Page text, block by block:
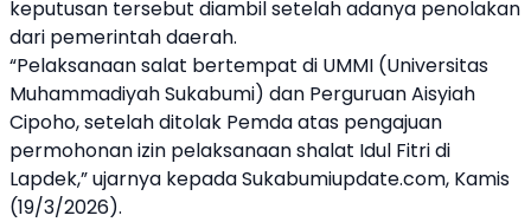
keputusan tersebut diambil setelah adanya penolakan
dari pemerintah daerah.
“Pelaksanaan salat bertempat di UMMI (Universitas
Muhammadiyah Sukabumi) dan Perguruan Aisyiah
Cipoho, setelah ditolak Pemda atas pengajuan
permohonan izin pelaksanaan shalat Idul Fitri di
Lapdek,” ujarnya kepada Sukabumiupdate.com, Kamis
(19/3/2026).